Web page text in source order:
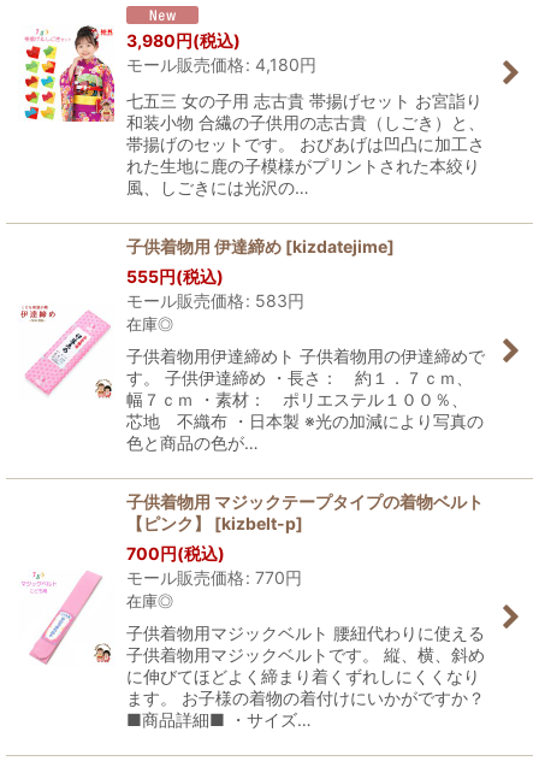
3,980 円(税込)
モール販売価格: 4,180円
七五三 女の子用 志古貴 帯揚げセット お宮詣り
和装小物 合繊の子供用の志古貴（しごき）と、
帯揚げのセットです。 おびあげは凹凸に加工さ
れた生地に鹿の子模様がプリントされた本絞り
風、しごきには光沢の…
子供着物用 伊達締め [kizdatejime]
555円(税込)
モール販売価格: 583円
在庫◎
子供着物用伊達締めト 子供着物用の伊達締めで
す。 子供伊達締め ・長さ： 約１．７ｃｍ、
幅７ｃｍ ・素材： ポリエステル１００％、
芯地 不織布 ・日本製 ※光の加減により写真の
色と商品の色が…
子供着物用 マジックテープタイプの着物ベルト
【ピンク】
[kizbelt-p]
700 円(税込)
モール販売価格: 770円
在庫◎
子供着物用マジックベルト 腰紐代わりに使える
子供着物用マジックベルトです。 縦、横、斜め
に伸びてほどよく締まり着くずれしにくくなり
ます。 お子様の着物の着付けにいかがですか？
■商品詳細■ ・サイズ…